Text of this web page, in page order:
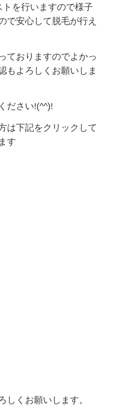
を行いますので様子
で安心して脱毛が行え
ておりますのでよかっ
もよろしくお願いしま
ださい!(^^)!
は下記をクリックして
す
しくお願いします。